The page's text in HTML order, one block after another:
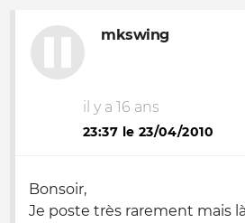
mkswing
il y a 16 ans
23:37 le 23/04/2010
Bonsoir,
Je poste très rarement mais